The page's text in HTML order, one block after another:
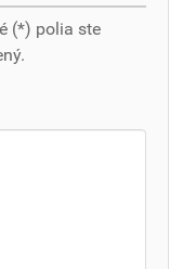
(*) polia ste